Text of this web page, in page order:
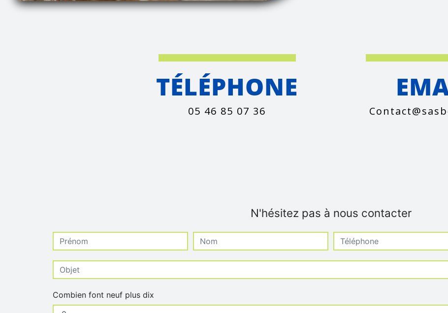
TÉLÉPHONE
05 46 85 07 36
N'hésitez pas à nous contacter
Combien font neuf plus dix